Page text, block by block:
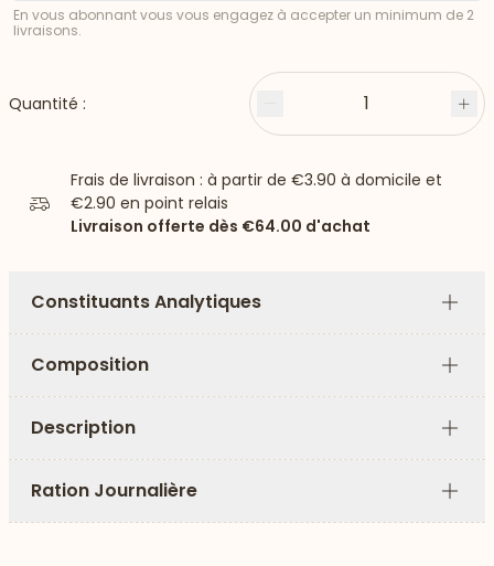
En vous abonnant vous vous engagez à accepter un minimum de 2
livraisons.
Quantité : Moins 1
Frais de livraison : à partir de €3.90 à domicile et
€2.90 en point relais
Livraison offerte dès €64.00 d'achat
Constituants Analytiques
Plus
Composition
Plus
Description
Plus
Ration Journalière
Plus